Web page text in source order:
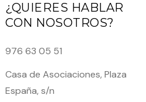
¿QUIERES HABLAR
CON NOSOTROS?
976 63 05 51
Casa de Asociaciones, Plaza
España, s/n